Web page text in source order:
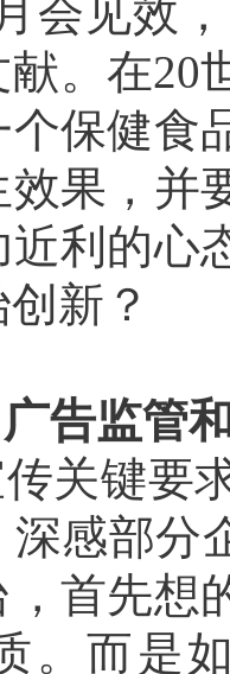
会见效
。在20
保健食
果，并
利的心
新？
告监管
关键要
感部分
首先想
。而是